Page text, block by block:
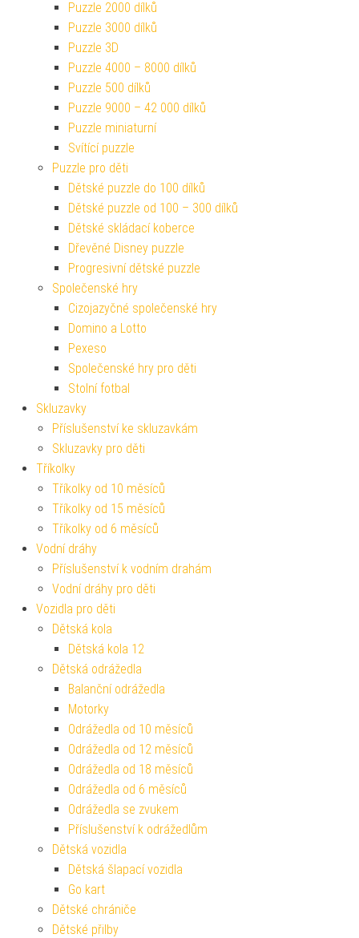
Puzzle 2000 dílků
Puzzle 3000 dílků
Puzzle 3D
Puzzle 4000 – 8000 dílků
Puzzle 500 dílků
Puzzle 9000 – 42 000 dílků
Puzzle miniaturní
Svítící puzzle
Puzzle pro děti
Dětské puzzle do 100 dílků
Dětské puzzle od 100 – 300 dílků
Dětské skládací koberce
Dřevěné Disney puzzle
Progresivní dětské puzzle
Společenské hry
Cizojazyčné společenské hry
Domino a Lotto
Pexeso
Společenské hry pro děti
Stolní fotbal
Skluzavky
Příslušenství ke skluzavkám
Skluzavky pro děti
Tříkolky
Tříkolky od 10 měsíců
Tříkolky od 15 měsíců
Tříkolky od 6 měsíců
Vodní dráhy
Příslušenství k vodním drahám
Vodní dráhy pro děti
Vozidla pro děti
Dětská kola
Dětská kola 12
Dětská odrážedla
Balanční odrážedla
Motorky
Odrážedla od 10 měsíců
Odrážedla od 12 měsíců
Odrážedla od 18 měsíců
Odrážedla od 6 měsíců
Odrážedla se zvukem
Příslušenství k odrážedlům
Dětská vozidla
Dětská šlapací vozidla
Go kart
Dětské chrániče
Dětské přilby